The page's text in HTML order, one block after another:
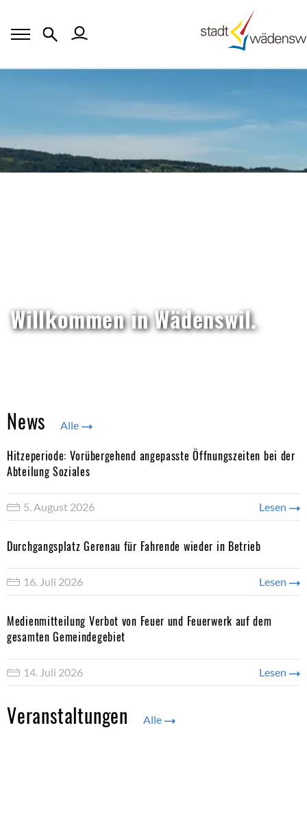
Header
Willkommen in Wädenswil.
News Alle
Hitzeperiode: Vorübergehend angepasste Öffnungszeiten bei der
Abteilung Soziales
5. August 2026 Lesen
Durchgangsplatz Gerenau für Fahrende wieder in Betrieb
16. Juli 2026 Lesen
Medienmitteilung Verbot von Feuer und Feuerwerk auf dem
gesamten Gemeindegebiet
14. Juli 2026 Lesen
Veranstaltungen Alle